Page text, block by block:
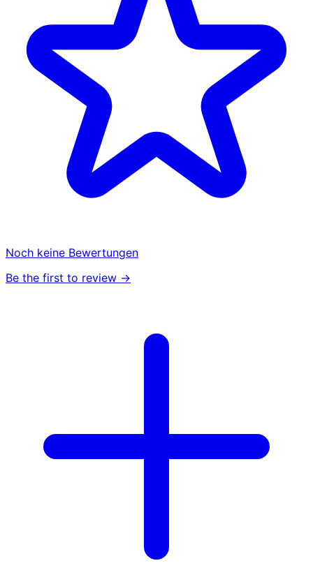
Noch keine Bewertungen
Be the first to review →